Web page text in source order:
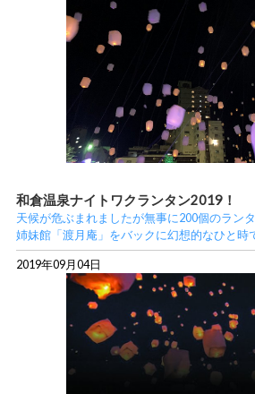
和倉温泉ナイトワクランタン2019！
天候が危ぶまれましたが無事に200個のラン
姉妹館「渡月庵」をバックに幻想的なひと時
2019年09月04日